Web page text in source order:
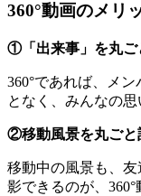
360°動画のメリ
①「出来事」を丸ご
360°であれば、メ
となく、みんなの
②移動風景を丸ごと
移動中の風景も、
影できるのが、360°